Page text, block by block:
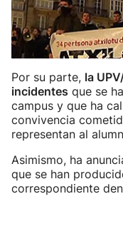
Por su parte, la
incidentes que se
campus y que ha
convivencia
representan al
Asimismo, ha
que se han
correspondiente